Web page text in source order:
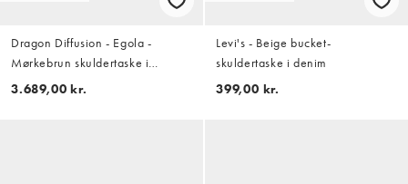
Dragon Diffusion - Egola -
Mørkebrun skuldertaske i
læderflet
3.689,00 kr.
Levi's - Beige bucket-
skuldertaske i denim
399,00 kr.